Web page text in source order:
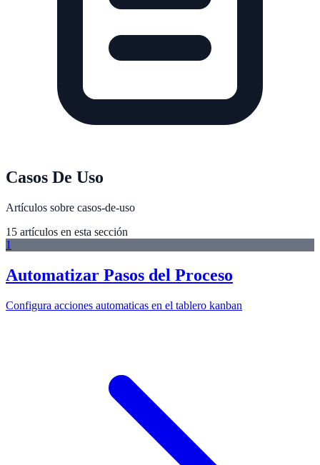
Casos De Uso
Artículos sobre casos-de-uso
15 artículos en esta sección
1
Automatizar Pasos del Proceso
Configura acciones automaticas en el tablero kanban